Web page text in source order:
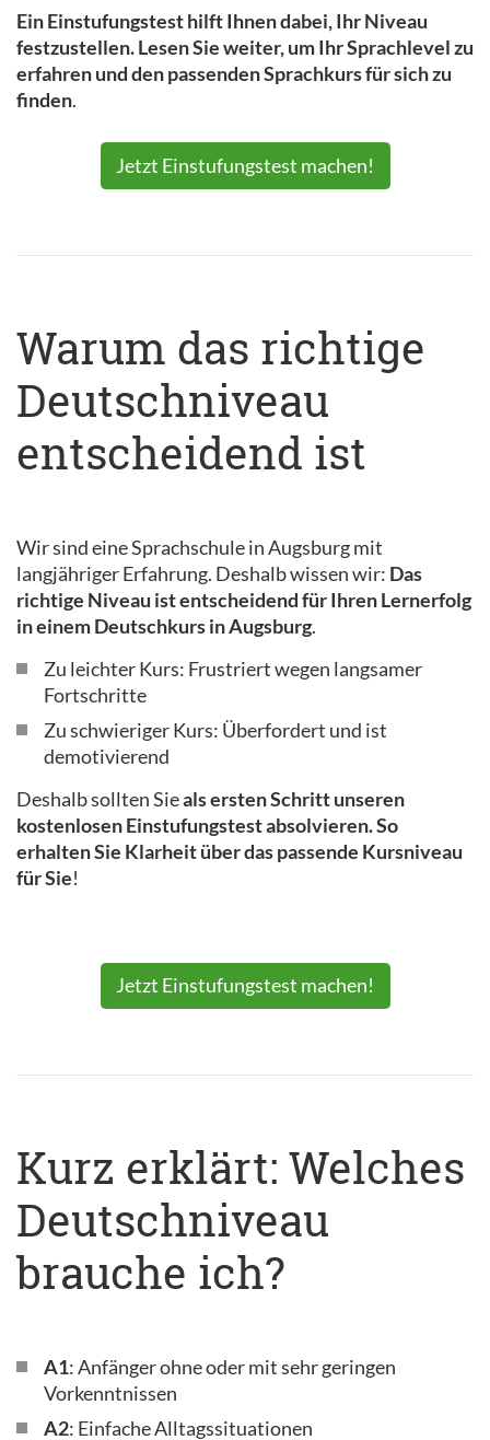
Ein Einstufungstest hilft Ihnen dabei, Ihr Niveau
festzustellen. Lesen Sie weiter, um Ihr Sprachlevel zu
erfahren und den passenden Sprachkurs für sich zu
finden.
Jetzt Einstufungstest machen!
Warum das richtige
Deutschniveau
entscheidend ist
Wir sind eine Sprachschule in Augsburg mit
langjähriger Erfahrung. Deshalb wissen wir: Das
richtige Niveau ist entscheidend für Ihren Lernerfolg
in einem Deutschkurs in Augsburg.
Zu leichter Kurs: Frustriert wegen langsamer
Fortschritte
Zu schwieriger Kurs: Überfordert und ist
demotivierend
Deshalb sollten Sieals ersten Schritt unseren
kostenlosen Einstufungstest absolvieren. So
erhalten Sie Klarheit über das passende Kursniveau
für Sie!
Jetzt Einstufungstest machen!
Kurz erklärt: Welches
Deutschniveau
brauche ich?
A1: Anfänger ohne oder mit sehr geringen
Vorkenntnissen
A2: Einfache Alltagssituationen